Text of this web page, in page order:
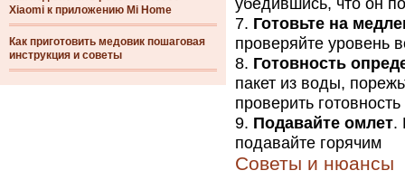
Xiaomi к приложению Mi Home
Как приготовить медовик пошаговая
инструкция и советы
убедившись, что он
Готовьте на
проверяйте уровень
Готовность
пакет из воды,
проверить готовность
Подавайте омлет.
подавайте горячим
Советы и нюансы